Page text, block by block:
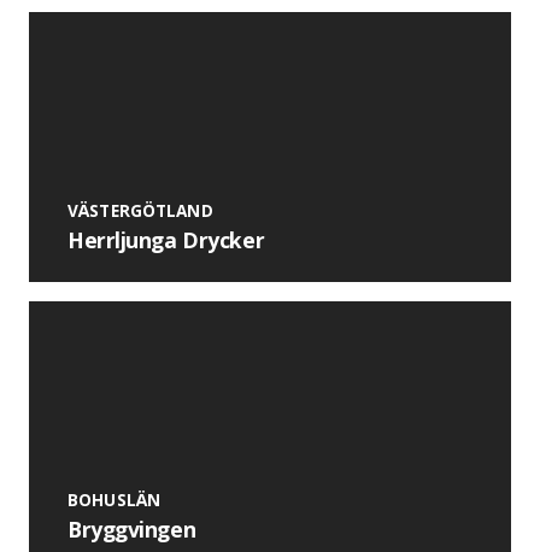
VÄSTERGÖTLAND
Herrljunga Drycker
BOHUSLÄN
Bryggvingen